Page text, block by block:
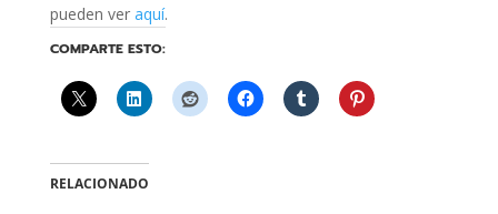
pueden ver aquí.
COMPARTE ESTO:
RELACIONADO